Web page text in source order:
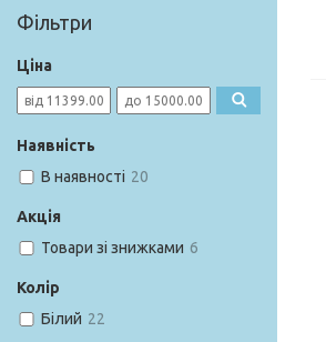
Фільтри
Ціна
Наявність
В наявності 20
Акція
Товари зі знижками 6
Колір
Білий 22